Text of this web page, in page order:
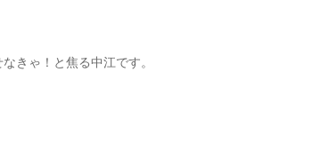
きゃ！と焦る中江です。